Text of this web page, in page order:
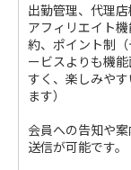
出勤管理、代理
アフィリエイト
約、ポイント制
ービスよりも機
すく、楽しみや
ます）
会員への告知や
送信が可能です。